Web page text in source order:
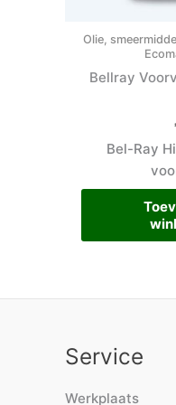
Olie,
Bellray
Bel-Ray
Service
Werkplaats